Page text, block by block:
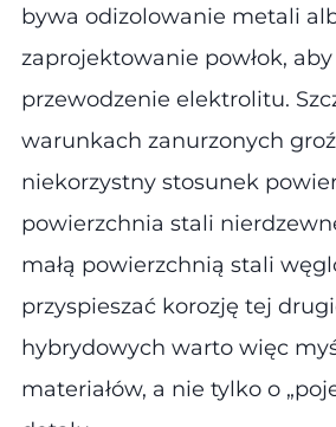
bywa odizolowanie metali
zaprojektowanie powłok,
przewodzenie elektrolitu.
warunkach zanurzonych
niekorzystny stosunek
powierzchnia stali
małą powierzchnią stali
przyspieszać korozję tej
hybrydowych warto więc
materiałów, a nie tylko o